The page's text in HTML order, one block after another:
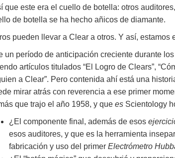
que este era el cuello de botella: otros
de botella se ha hecho añicos de diamante.
pueden llevar a Clear a otros. Y así, estamos
un período de anticipación creciente durante
artículos titulados “El Logro de Clears”,
a Clear”. Pero contenida ahí está una
mirar atrás con reverencia a ese primer
que trajo el año 1958, y que es Scientology
¿El componente final, además de esos
esos auditores, y que es la herramienta
fabricación y uso del primer Electrómetro